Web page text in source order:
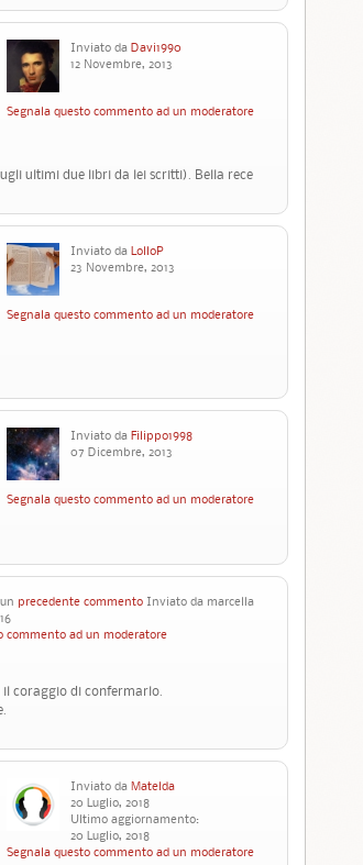
Inviato daDavi1990
12 Novembre, 2013
Segnala questo commento ad un moderatore
ultimi due libri da lei scritti). Bella rece
Inviato daLolloP
23 Novembre, 2013
Segnala questo commento ad un moderatore
Inviato daFilippo1998
07 Dicembre, 2013
Segnala questo commento ad un moderatore
precedente commento Inviato da marcella
commento ad un moderatore
il coraggio di confermarlo.
Inviato daMatelda
20 Luglio, 2018
Ultimo aggiornamento:
20 Luglio, 2018
Segnala questo commento ad un moderatore